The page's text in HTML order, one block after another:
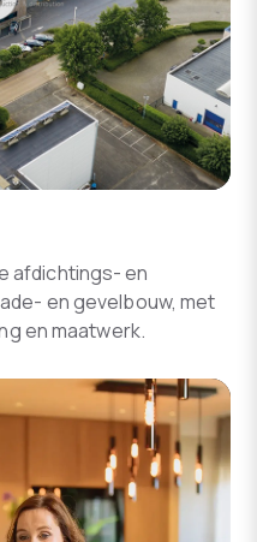
afdichtings- en
en gevelbouw, met
en maatwerk.